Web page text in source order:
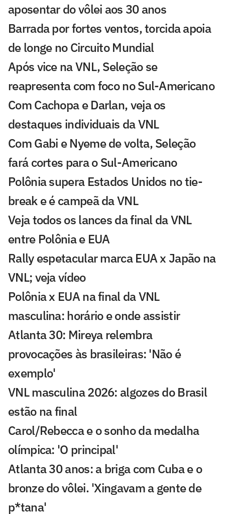
aposentar do vôlei aos 30 anos
Barrada por fortes ventos, torcida apoia
de longe no Circuito Mundial
Após vice na VNL, Seleção se
reapresenta com foco no Sul-Americano
Com Cachopa e Darlan, veja os
destaques individuais da VNL
Com Gabi e Nyeme de volta, Seleção
fará cortes para o Sul-Americano
Polônia supera Estados Unidos no tie-
break e é campeã da VNL
Veja todos os lances da final da VNL
entre Polônia e EUA
Rally espetacular marca EUA x Japão na
VNL; veja vídeo
Polônia x EUA na final da VNL
masculina: horário e onde assistir
Atlanta 30: Mireya relembra
provocações às brasileiras: 'Não é
exemplo'
VNL masculina 2026: algozes do Brasil
estão na final
Carol/Rebecca e o sonho da medalha
olímpica: 'O principal'
Atlanta 30 anos: a briga com Cuba e o
bronze do vôlei. 'Xingavam a gente de
p*tana'